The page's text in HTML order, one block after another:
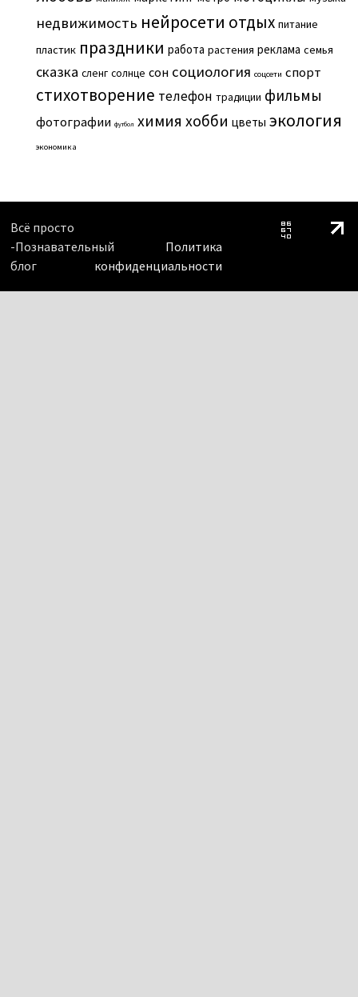
недвижимость нейросети отдых питание
пластик праздники работа растения реклама семья
сказка сленг солнце сон социология соцсети спорт
стихотворение телефон традиции фильмы
фотографии футбол химия хобби цветы экология
экономика
Всё просто
-Познавательный
блог
Политика
конфиденциальности